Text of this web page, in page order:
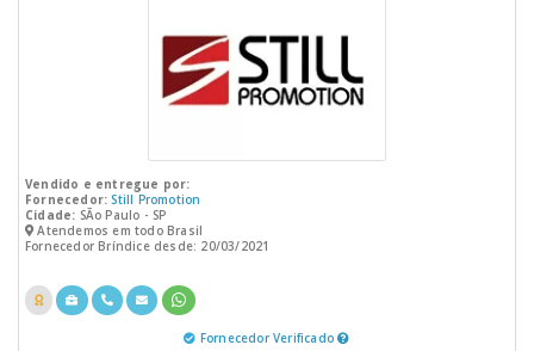
Vendido e entregue por:
Fornecedor: Still Promotion
Cidade: SÃo Paulo - SP
Atendemos em todo Brasil
Fornecedor Bríndice desde: 20/03/2021
Fornecedor Verificado